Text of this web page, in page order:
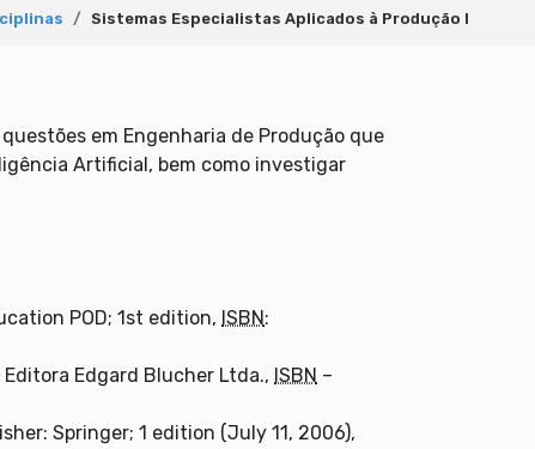
Sistemas Especialistas Aplicados à Produção I
em Engenharia de Produção que
Artificial, bem como investigar
POD; 1st edition, ISBN:
Editora Edgard Blucher Ltda., ISBN –
Springer; 1 edition (July 11, 2006),